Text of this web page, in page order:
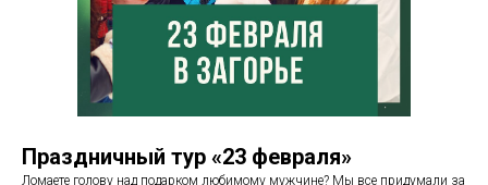
Праздничный тур «23 февраля»
Ломаете голову над подарком любимому мужчине? Мы все придумали за